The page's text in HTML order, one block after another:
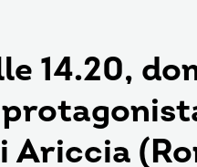
14.20,
Ariccia